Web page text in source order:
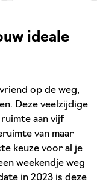
ideale
op de weg,
Deze veelzijdige
aan vijf
van maar
keuze voor al je
weekendje weg
in 2023 is deze